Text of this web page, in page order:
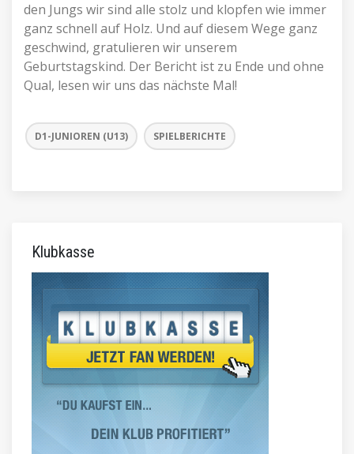
den Jungs wir sind alle stolz und klopfen wie immer
ganz schnell auf Holz. Und auf diesem Wege ganz
geschwind, gratulieren wir unserem
Geburtstagskind. Der Bericht ist zu Ende und ohne
Qual, lesen wir uns das nächste Mal!
D1-JUNIOREN (U13) SPIELBERICHTE
Klubkasse